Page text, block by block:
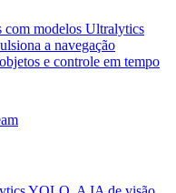
com modelos Ultralytics
a navegação
e controle em tempo